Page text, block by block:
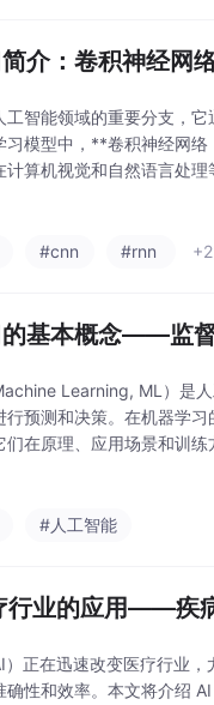
介：卷积神经网
工智能领域的重要分支，
习模型中，**卷积神经网
计算机视觉和自然语言处
#cnn #rnn +2
基本概念——监
Learning, ML）是
行预测和决策。在机器学
们在原理、应用场景和训
#人工智能
行业的应用——疾
）正在迅速改变医疗行业
确性和效率。本文将介绍